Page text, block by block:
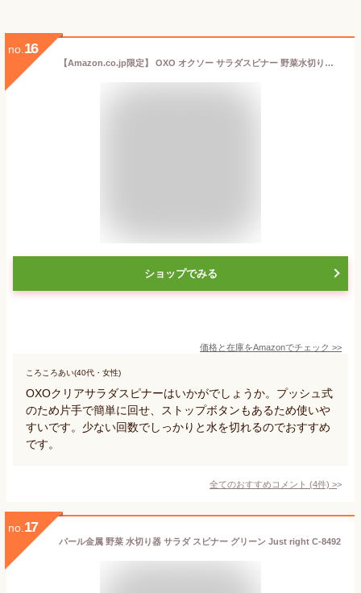
no. 16
【Amazon.co.jp限定】 OXO オクソー サラダスピナー 野菜水切り器 ストレート型 2~3人分 一人暮らし 20.5×20.5×12cm 食器洗い乾燥機バスケットのみ可
ショップでみる
価格と在庫をAmazonでチェック >>
ころころあい(40代・女性)
OXOクリアサラダスピナーはいかがでしょうか。プッシュ式
のため片手で簡単に回せ、ストップボタンもあるため使いや
すいです。少ない回数でしっかりと水を切れるのでおすすめ
です。
全てのおすすめコメント (4件) >
no. 17
パール金属 野菜 水切り器 サラダ スピナー グリーン Just right C-8492